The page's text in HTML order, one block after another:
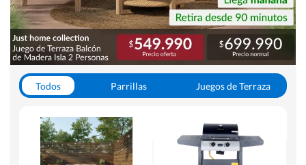
Todos Parrillas
Juegos de Terraza